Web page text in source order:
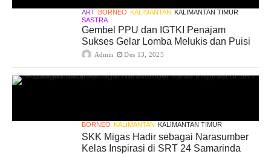
ART BORNEO KALIMANTAN KALIMANTAN TIMUR
SASTRA
Gembel PPU dan IGTKI Penajam
Sukses Gelar Lomba Melukis dan Puisi
Admin Des 13, 2025
BORNEO KALIMANTAN KALIMANTAN TIMUR
SKK Migas Hadir sebagai Narasumber
Kelas Inspirasi di SRT 24 Samarinda